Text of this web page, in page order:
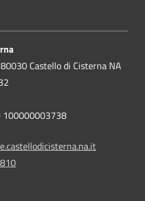
Castello di Cisterna NA
100000003738